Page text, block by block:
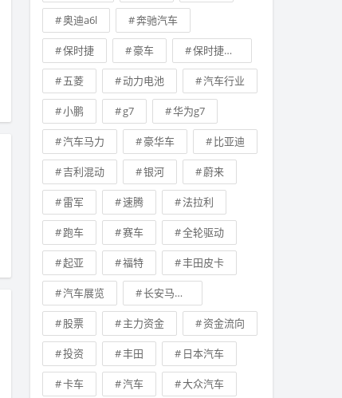
奥迪a6l 奔驰汽车
保时捷 豪车 保时捷卡宴
五菱 动力电池 汽车行业
小鹏 g7 华为g7
汽车马力 豪华车 比亚迪
吉利混动 银河 蔚来
雷军 速腾 法拉利
跑车 赛车 全轮驱动
起亚 福特 丰田皮卡
汽车展览 长安马自达
股票 主力资金 资金流向
投资 丰田 日本汽车
卡车 汽车 大众汽车